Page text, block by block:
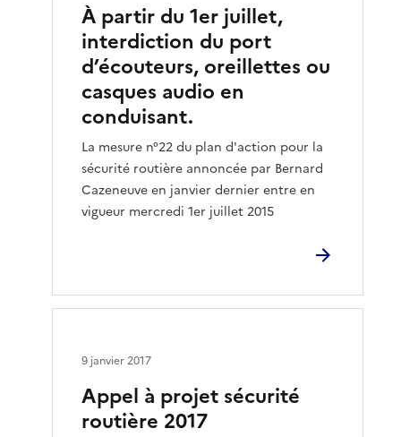
À partir du 1er juillet,
interdiction du port
d’écouteurs, oreillettes ou
casques audio en
conduisant.
La mesure n°22 du plan d'action pour la
sécurité routière annoncée par Bernard
Cazeneuve en janvier dernier entre en
vigueur mercredi 1er juillet 2015
Appel à projet sécurité
routière 2017
9 janvier 2017